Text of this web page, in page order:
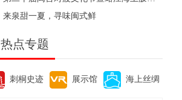
来泉甜一夏，寻味闽式鲜
热点专题
刺桐史迹 展示馆 海上丝绸